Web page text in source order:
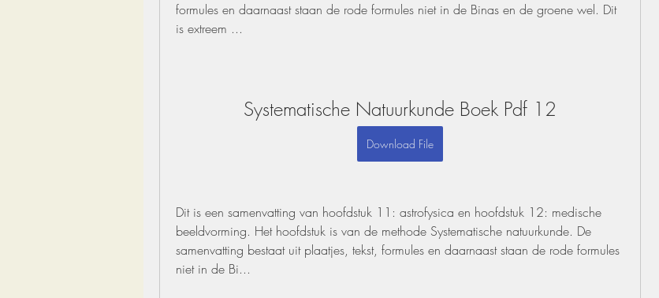
formules en daarnaast staan de rode formules niet in de Binas en de groene wel. Dit
is extreem ...
Systematische Natuurkunde Boek Pdf 12
Download File
Dit is een samenvatting van hoofdstuk 11: astrofysica en hoofdstuk 12: medische
beeldvorming. Het hoofdstuk is van de methode Systematische natuurkunde. De
samenvatting bestaat uit plaatjes, tekst, formules en daarnaast staan de rode formules
niet in de Bi...